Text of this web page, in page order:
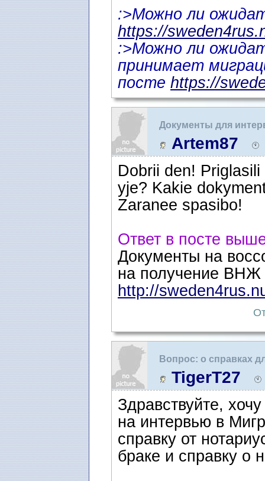
:>Можно ли
https://
:>Можно ли
принимает
посте https://
Документы для
Artem87
Dobrii den!
yje? Kakie
Zaranee spasibo!
Ответ в посте
Документы на
на получение ВНЖ
http://
Вопрос: о справках
TigerT27
Здравствуйте,
на интервью в
справку от
браке и справку о